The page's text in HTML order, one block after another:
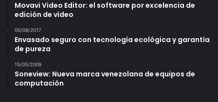
Movavi Video Editor: el software por excelencia de
edición de vídeo
05/08/2017
Envasado seguro con tecnología ecológica y garantía
de pureza
15/05/2009
Soneview: Nueva marca venezolana de equipos de
computación